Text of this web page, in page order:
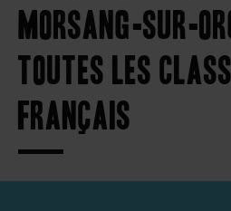
Morsang-sur-
toutes les
français